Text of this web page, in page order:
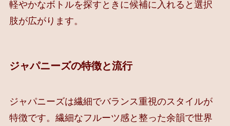
軽やかなボトルを探すときに候補に入れると選択
肢が広がります。
ジャパニーズの特徴と流行
ジャパニーズは繊細でバランス重視のスタイルが
特徴です。繊細なフルーツ感と整った余韻で世界